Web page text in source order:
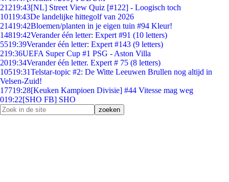
21219:43[NL] Street View Quiz [#122] - Loogisch toch
10119:43De landelijke hittegolf van 2026
21419:42Bloemen/planten in je eigen tuin #94 Kleur!
14819:42Verander één letter: Expert #91 (10 letters)
5519:39Verander één letter: Expert #143 (9 letters)
219:36UEFA Super Cup #1 PSG - Aston Villa
2019:34Verander één letter. Expert # 75 (8 letters)
10519:31Telstar-topic #2: De Witte Leeuwen Brullen nog altijd in
Velsen-Zuid!
17719:28[Keuken Kampioen Divisie] #44 Vitesse mag weg
019:22[SHO FB] SHO